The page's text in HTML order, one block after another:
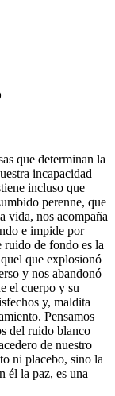
que determinan la
incapacidad
incluso que
perenne, que
vida, nos acompaña
e impide por
ruido de fondo es la
que explosionó
y nos abandonó
el cuerpo y su
y, maldita
Pensamos
del ruido blanco
de nuestro
ni placebo, sino la
él la paz, es una